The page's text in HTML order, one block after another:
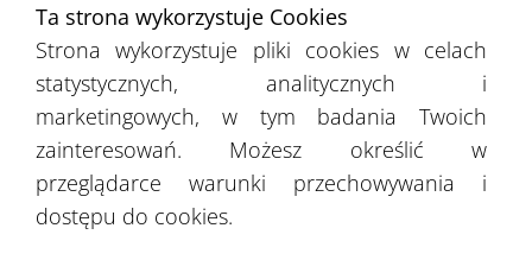
Bełchatów, Zgierz, Skierniewice,
Radomsko
małopolskie
Kraków, Tarnów, Nowy Sącz,
Kalwaria Zebrzydowska),
mazowieckie
Warszawa Radom, Płock
Siedlce, Pruszków, Legionowo, Ostrołęka,
Piaseczno, Otwock),
Ta strona wykorzystuje Cookies
Strona wykorzystuje pliki cookies w celach
statystycznych, analitycznych i
marketingowych, w tym badania Twoich
zainteresowań. Możesz określić w
przeglądarce warunki przechowywania i
dostępu do cookies.